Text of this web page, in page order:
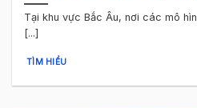
Tại khu vực Bắc Âu, nơi các mô
[...]
TÌM HIỂU